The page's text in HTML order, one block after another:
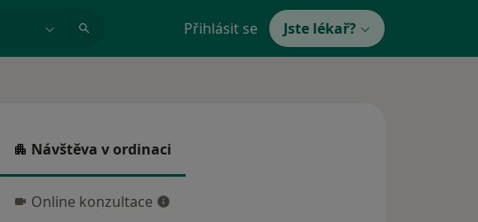
Přihlásit se Jste lékař?
Návštěva v ordinaci
Návštěva v ordinaci
Online konzultace
Online konzultace